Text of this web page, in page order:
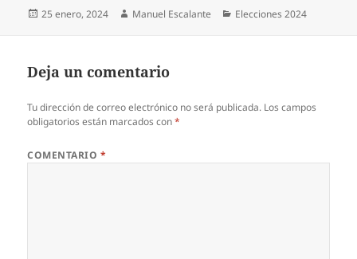
Publicado
25 enero, 2024 Autor
Manuel Escalante Categorías
Elecciones 2024
Deja un comentario
Tu dirección de correo electrónico no será publicada. Los campos
obligatorios están marcados con*
COMENTARIO *